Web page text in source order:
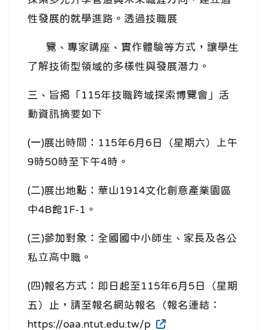
性發展的就學進路。透過技職展
覽、專家講座、實作體驗等方式，讓學生
了解技術型領域的多樣性與發展潛力。
三、旨揭「115年技職跨域探索博覽會」活
動資訊摘要如下
(一)展出時間：115年6月6日（星期六）上午
9時50時至下午4時。
(二)展出地點：華山1914文化創意產業園區
中4B館1F-1。
(三)參加對象：全國國中小師生、家長及各公
私立高中職。
(四)報名方式：即日起至115年6月5日（星期
五）止，請至報名網站報名（報名連結：
https://oaa.ntut.edu.tw/p